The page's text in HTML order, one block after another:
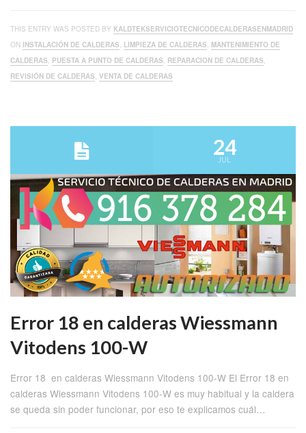
THIS ENTRY WAS POSTED BY KALDTEKSERVICIOTECNICODECALDERASENMADRID
ON INSTALACIÓN DE CALDERAS, LIMPIEZA DE CALDERAS, MANTENIMIENTO DE
CALDERAS, PUESTA A PUNTO DE CALDERAS, REPARACION DE CALDERAS,
REVISIÓN DE CALDERAS, VENTA DE CALDERAS
24
JUL
Error 18 en calderas Wiessmann
Vitodens 100-W
Error 18 en calderas Wiessmann Vitodens 100-W El Error 18 en
calderas Wiessmann Vitodens 100-W es muy habitual y la caldera
se queda sin poder funcionar, por eso te explicamos cuál…